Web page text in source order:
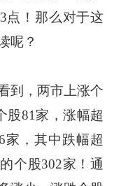
点！那么对于这
呢？
，两市上涨个
股81家，涨幅超
家，其中跌幅超
个股302家！通